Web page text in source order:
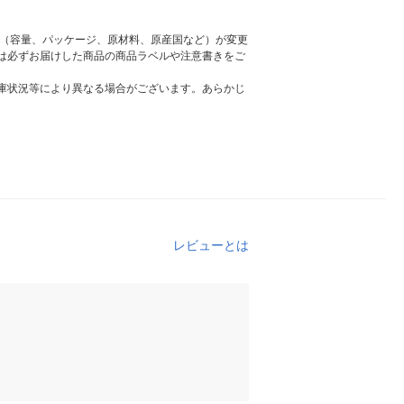
容量、パッケージ、原材料、原産国など）が変更
ずお届けした商品の商品ラベルや注意書きをご
況等により異なる場合がございます。あらかじ
レビューとは